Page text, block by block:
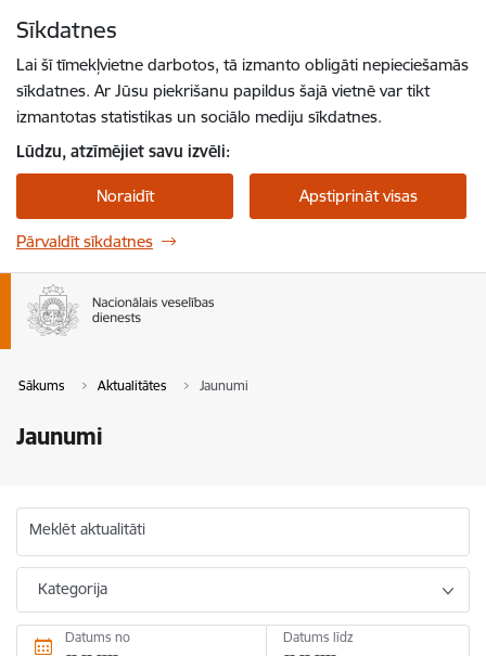
Sīkdatnes
Lai šī tīmekļvietne darbotos, tā izmanto obligāti nepieciešamās
sīkdatnes. Ar Jūsu piekrišanu papildus šajā vietnē var tikt
izmantotas statistikas un sociālo mediju sīkdatnes.
Lūdzu, atzīmējiet savu izvēli:
Noraidīt Apstiprināt visas
Pārvaldīt sīkdatnes
Sākums Aktualitātes Jaunumi
Jaunumi
Meklēt aktualitāti
Kategorija
Datums no Datums līdz